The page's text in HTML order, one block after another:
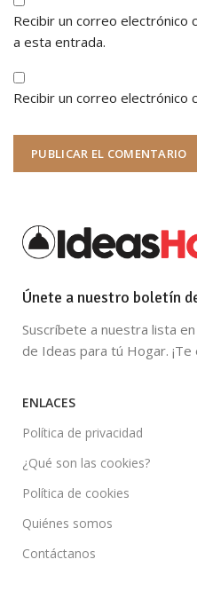
Recibir un correo electrónico
a esta entrada.
Recibir un correo electrónico
Únete a nuestro boletín
Suscríbete a nuestra lista
de Ideas para tú Hogar. ¡Te
ENLACES
Política de privacidad
¿Qué son las cookies?
Política de cookies
Quiénes somos
Contáctanos